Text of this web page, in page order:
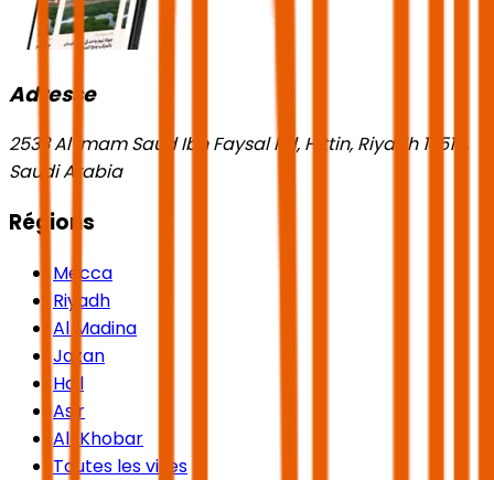
Adresse
2533 Al Imam Saud Ibn Faysal Rd, Hittin, Riyadh 13518,
Saudi Arabia
Régions
Mecca
Riyadh
Al Madina
Jazan
Hail
Asir
Al-Khobar
Toutes les villes